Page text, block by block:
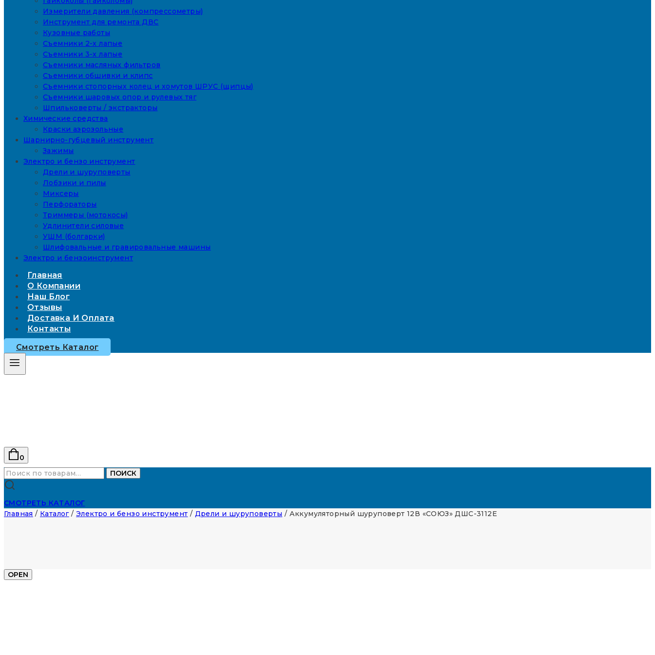
Измерители давления (компрессометры)
Инструмент для ремонта ДВС
Кузовные работы
Съемники 2-х лапые
Съемники 3-х лапые
Съемники масляных фильтров
Съемники обшивки и клипс
Съемники стопорных колец и хомутов ШРУС (щипцы)
Съемники шаровых опор и рулевых тяг
Шпильковерты / экстракторы
Химические средства
Краски аэрозольные
Шарнирно-губцевый инструмент
Зажимы
Электро и бензо инструмент
Дрели и шуруповерты
Лобзики и пилы
Миксеры
Перфораторы
Триммеры (мотокосы)
Удлинители силовые
УШМ (болгарки)
Шлифовальные и гравировальные машины
Электро и бензоинструмент
Главная
О Компании
Наш Блог
Отзывы
Доставка И Оплата
Контакты
Смотреть Каталог
0
Искать:
ПОИСК
СМОТРЕТЬ КАТАЛОГ
Главная / Каталог / Электро и бензо инструмент / Дрели и шуруповерты / Аккумуляторный шуруповерт 12В «СОЮЗ» ДШС-3112Е
OPEN